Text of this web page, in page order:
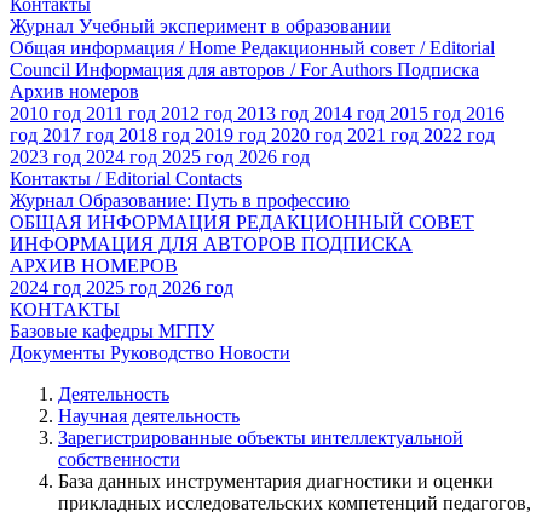
Журнал Учебный эксперимент в образовании
Общая информация / Home Редакционный совет / Editorial
Council Информация для авторов / For Authors Подписка
Архив номеров
2010 год 2011 год 2012 год 2013 год 2014 год 2015 год 2016
год 2017 год 2018 год 2019 год 2020 год 2021 год 2022 год
2023 год 2024 год 2025 год 2026 год
Контакты / Editorial Contacts
Журнал Образование: Путь в профессию
ОБЩАЯ ИНФОРМАЦИЯ РЕДАКЦИОННЫЙ СОВЕТ
ИНФОРМАЦИЯ ДЛЯ АВТОРОВ ПОДПИСКА
АРХИВ НОМЕРОВ
2024 год 2025 год 2026 год
КОНТАКТЫ
Базовые кафедры МГПУ
Документы Руководство Новости
Деятельность
Научная деятельность
Зарегистрированные объекты интеллектуальной
собственности
База данных инструментария диагностики и оценки
прикладных исследовательских компетенций педагогов,